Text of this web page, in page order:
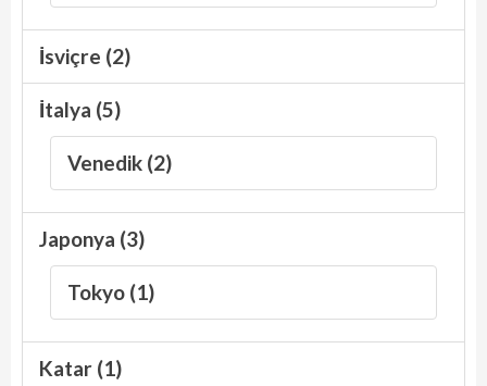
İsviçre (2)
İtalya (5)
Venedik (2)
Japonya (3)
Tokyo (1)
Katar (1)